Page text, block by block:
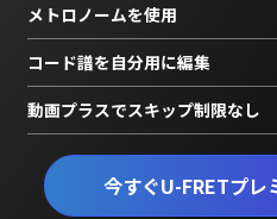
今すぐU-FRETプレ
メトロノームを使用
コード譜を自分用に編集
動画プラスでスキップ制限なし